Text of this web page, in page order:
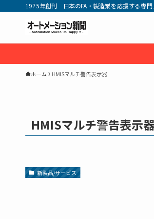
1975年創刊 日本のFA・製造業を応援する専
ホーム HMISマルチ警告表示器
HMISマルチ警告表示
新製品/サービス